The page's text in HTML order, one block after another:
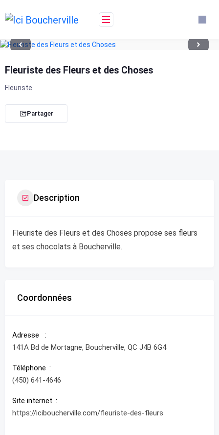
to
content
Fleuriste des Fleurs et des Choses
Fleuriste
Partager
Description
Fleuriste des Fleurs et des Choses propose ses fleurs
et ses chocolats à Boucherville.
Coordonnées
Adresse
141A Bd de Mortagne, Boucherville, QC J4B 6G4
Téléphone
(450) 641-4646
Site internet
https://iciboucherville.com/fleuriste-des-fleurs